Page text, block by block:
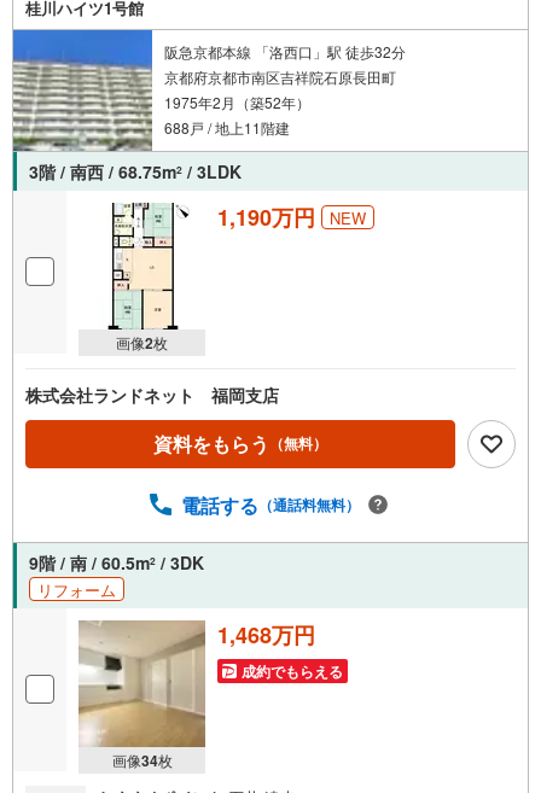
桂川ハイツ1号館
阪急京都本線 「洛西口」駅 徒歩32分
京都府京都市南区吉祥院石原長田町
1975年2月（築52年）
688戸 / 地上11階建
3階 / 南西 / 68.75m2 / 3LDK
画像2枚
1,190万円 NEW
株式会社ランドネット 福岡支店
資料をもらう （無料）
電話する （通話料無料）
9階 / 南 / 60.5m2 / 3DK
リフォーム
画像34枚
1,468万円
成約でもらえる